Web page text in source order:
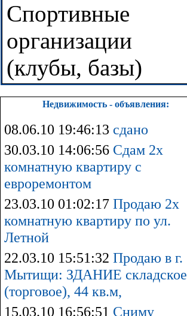
Спортивные
организации
(клубы, базы)
Недвижимость - объявления:
08.06.10 19:46:13 сдано
30.03.10 14:06:56 Сдам 2х
комнатную квартиру с
евроремонтом
23.03.10 01:02:17 Продаю 2х
комнатную квартиру по ул.
Летной
22.03.10 15:51:32 Продаю в г.
Мытищи: ЗДАНИЕ складское
(торговое), 44 кв.м,
15.03.10 16:56:51 Сниму